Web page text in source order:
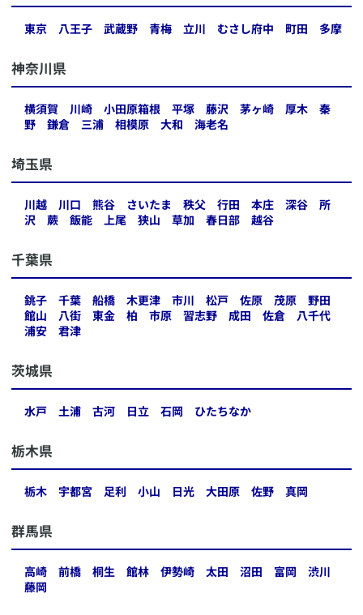
東京 八王子 武蔵野 青梅 立川 むさし府中 町田 多摩
​神奈川県
横須賀 川崎 小田原箱根 平塚 藤沢 茅ヶ崎 厚木
秦
野
鎌倉 三浦 相模原 大和 海老名
​埼玉県
川越 川口 熊谷 さいたま 秩父 行田 本庄 深谷
所
沢
蕨 飯能 上尾 狭山 草加 春日部 越谷
​千葉県
銚子 千葉 船橋 木更津 市川 松戸 佐原 茂原
野田
館山
八街 東金 柏 市原 習志野 成田 佐倉
八千代
浦安
君津
​茨城県
水戸 土浦 古河 日立 石岡 ひたちなか
​栃木県
栃木 宇都宮 足利 小山 日光 大田原 佐野 真岡
​群馬県
高崎 前橋 桐生 館林 伊勢崎 太田 沼田 富岡
渋川
藤岡